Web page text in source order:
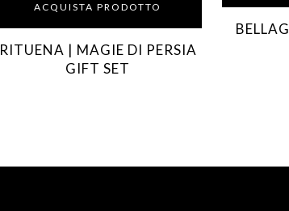
ACQUISTA PRODOTTO
RITUENA | MAGIE DI PERSIA
GIFT SET